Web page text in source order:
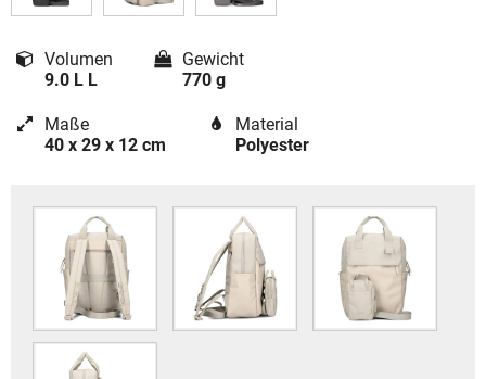
Volumen
9.0 L L
Gewicht
770 g
Maße
40 x 29 x 12 cm
Material
Polyester